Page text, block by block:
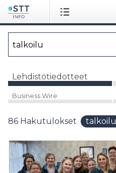
Lehdistötiedotteet
Business Wire
86 Hakutulokset talkoilu